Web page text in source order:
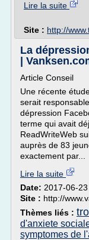
Lire la suite
Site : http://
La
|
Article Conseil
Une récente
serait
dépression
terme qui avait
ReadWriteWeb
auprès de 83
exactement par...
Lire la suite
Date: 2017-06-
Site : http://
Thèmes liés :
d'anxiete
symptomes de